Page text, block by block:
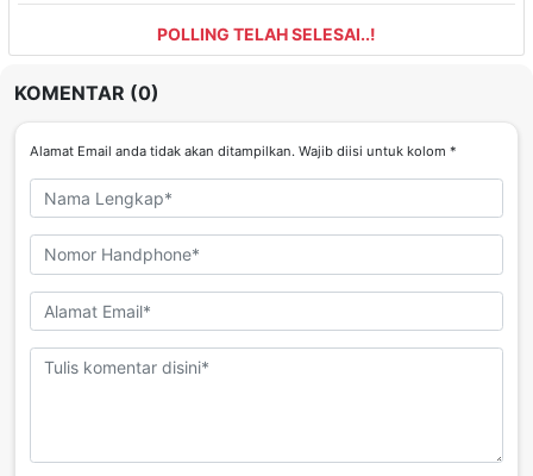
POLLING TELAH SELESAI..!
KOMENTAR (0)
Alamat Email anda tidak akan ditampilkan. Wajib diisi untuk kolom *